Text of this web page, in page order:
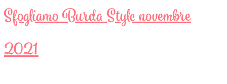
Sfogliamo Burda Style novembre
2021